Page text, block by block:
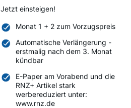
Jetzt einsteigen!
Monat 1 + 2 zum Vorzugspreis
Automatische Verlängerung -
erstmalig nach dem 3. Monat
kündbar
E-Paper am Vorabend und die
RNZ+ Artikel stark
werbereduziert unter:
www.rnz.de